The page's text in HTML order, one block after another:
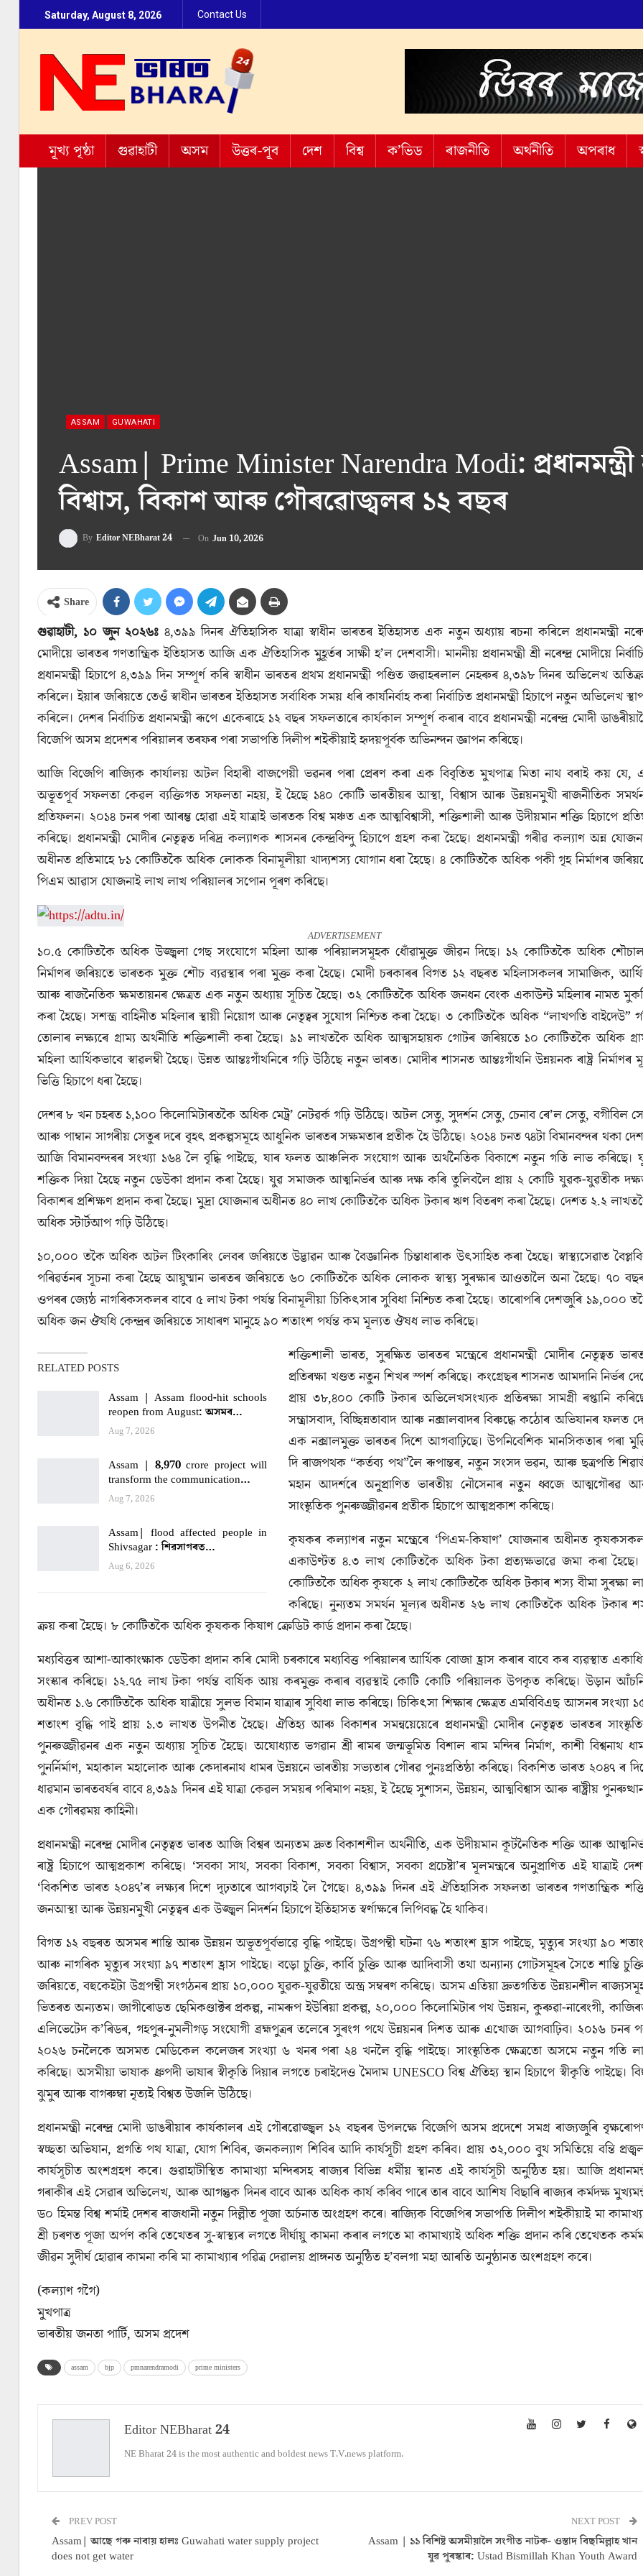
Saturday, August 8, 2026 Contact Us
মূখ্য পৃষ্ঠা গুৱাহাটী অসম উত্তৰ-পূব দেশ বিশ্ব ক’ভিড ৰাজনীতি অৰ্থনীতি অপৰাধ
ASSAM GUWAHATI
Assam| Prime Minister Narendra Modi: প্রধানমন্ত্রী
বিশ্বাস, বিকাশ আৰু গৌৰৱোজ্বলৰ ১২ বছৰ
By Editor NEBharat 24 On Jun 10, 2026
Share
গুৱাহাটী, ১০ জুন ২০২৬ঃ৪,৩৯৯ দিনৰ ঐতিহাসিক যাত্রা স্বাধীন ভাৰতৰ ইতিহাসত এক নতুন অধ্যায় ৰচনা কৰিলে প্ৰধানমন্ত্ৰী
মোদীয়ে ভাৰতৰ গণতান্ত্রিক ইতিহাসত আজি এক ঐতিহাসিক মুহূৰ্তৰ সাক্ষী হ’ল দেশবাসী। মাননীয় প্রধানমন্ত্রী শ্রী নৰেন্দ্ৰ মোদীয়ে
প্রধানমন্ত্রী হিচাপে ৪,৩৯৯ দিন সম্পূৰ্ণ কৰি স্বাধীন ভাৰতৰ প্ৰথম প্ৰধানমন্ত্ৰী পণ্ডিত জৱাহৰলাল নেহৰুৰ ৪,৩৯৮ দিনৰ অভিলেখ
কৰিলে। ইয়াৰ জৰিয়তে তেওঁ স্বাধীন ভাৰতৰ ইতিহাসত সৰ্বাধিক সময় ধৰি কাৰ্যনিৰ্বাহ কৰা নির্বাচিত প্রধানমন্ত্রী হিচাপে নতুন অভিলেখ
কৰিলে। দেশৰ নিৰ্বাচিত প্ৰধানমন্ত্ৰী ৰূপে একেৰাহে ১২ বছৰ সফলতাৰে কাৰ্যকাল সম্পূৰ্ণ কৰাৰ বাবে প্রধানমন্ত্রী নৰেন্দ্ৰ মোদী
বিজেপি অসম প্ৰদেশৰ পৰিয়ালৰ তৰফৰ পৰা সভাপতি দিলীপ শইকীয়াই হৃদয়পূর্বক অভিনন্দন জ্ঞাপন কৰিছে।
আজি বিজেপি ৰাজ্যিক কার্যালয় অটল বিহাৰী বাজপেয়ী ভৱনৰ পৰা প্ৰেৰণ কৰা এক বিবৃতিত মুখপাত্র মিতা নাথ বৰাই কয় যে,
অভূতপূর্ব সফলতা কেৱল ব্যক্তিগত সফলতা নহয়, ই হৈছে ১৪০ কোটি ভাৰতীয়ৰ আস্থা, বিশ্বাস আৰু উন্নয়নমুখী ৰাজনীতিক
প্ৰতিফলন। ২০১৪ চনৰ পৰা আৰম্ভ হোৱা এই যাত্ৰাই ভাৰতক বিশ্ব মঞ্চত এক আত্মবিশ্বাসী, শক্তিশালী আৰু উদীয়মান শক্তি হিচাপে
কৰিছে। প্রধানমন্ত্রী মোদীৰ নেতৃত্বত দৰিদ্ৰ কল্যাণক শাসনৰ কেন্দ্ৰবিন্দু হিচাপে গ্রহণ কৰা হৈছে। প্ৰধানমন্ত্ৰী গৰীৱ কল্যাণ অন্ন
অধীনত প্রতিমাহে ৮১ কোটিতকৈ অধিক লোকক বিনামূলীয়া খাদ্যশস্য যোগান ধৰা হৈছে। ৪ কোটিতকৈ অধিক পকী গৃহ নিৰ্মাণৰ
পিএম আৱাস যোজনাই লাখ লাখ পৰিয়ালৰ সপোন পূৰণ কৰিছে।
ADVERTISEMENT
১০.৫ কোটিতকৈ অধিক উজ্জ্বলা গেছ সংযোগে মহিলা আৰু পৰিয়ালসমূহক ধোঁৱামুক্ত জীৱন দিছে। ১২ কোটিতকৈ অধিক
নিৰ্মাণৰ জৰিয়তে ভাৰতক মুক্ত শৌচ ব্যৱস্থাৰ পৰা মুক্ত কৰা হৈছে। মোদী চৰকাৰৰ বিগত ১২ বছৰত মহিলাসকলৰ সামাজিক,
আৰু ৰাজনৈতিক ক্ষমতায়নৰ ক্ষেত্ৰত এক নতুন অধ্যায় সূচিত হৈছে। ৩২ কোটিতকৈ অধিক জনধন বেংক একাউন্ট মহিলাৰ নামত
কৰা হৈছে। সশস্ত্র বাহিনীত মহিলাৰ স্থায়ী নিয়োগ আৰু নেতৃত্বৰ সুযোগ নিশ্চিত কৰা হৈছে। ৩ কোটিতকৈ অধিক “লাখপতি বাইদেউ”
তোলাৰ লক্ষ্যৰে গ্ৰাম্য অর্থনীতি শক্তিশালী কৰা হৈছে। ৯১ লাখতকৈ অধিক আত্মসহায়ক গোটৰ জৰিয়তে ১০ কোটিতকৈ অধিক
মহিলা আর্থিকভাবে স্বাৱলম্বী হৈছে। উন্নত আন্তঃগাঁথনিৰে গঢ়ি উঠিছে নতুন ভাৰত। মোদীৰ শাসনত আন্তঃগাঁথনি উন্নয়নক ৰাষ্ট্ৰ নিৰ্মাণৰ
ভিত্তি হিচাপে ধৰা হৈছে।
দেশৰ ৮ খন চহৰত ১,১০০ কিলোমিটাৰতকৈ অধিক মেট্ৰ’ নেটৱৰ্ক গঢ়ি উঠিছে। অটল সেতু, সুদর্শন সেতু, চেনাব ৰে’ল সেতু, বগীবিল
আৰু পাম্বান সাগৰীয় সেতুৰ দৰে বৃহৎ প্রকল্পসমূহে আধুনিক ভাৰতৰ সক্ষমতাৰ প্রতীক হৈ উঠিছে। ২০১৪ চনত ৭৪টা বিমানবন্দৰ থকা
আজি বিমানবন্দৰৰ সংখ্যা ১৬৪ লৈ বৃদ্ধি পাইছে, যাৰ ফলত আঞ্চলিক সংযোগ আৰু অৰ্থনৈতিক বিকাশে নতুন গতি লাভ কৰিছে।
শক্তিক দিয়া হৈছে নতুন ডেউকা প্রদান কৰা হৈছে। যুৱ সমাজক আত্মনিৰ্ভৰ আৰু দক্ষ কৰি তুলিবলৈ প্রায় ২ কোটি যুৱক-যুৱতীক
বিকাশৰ প্ৰশিক্ষণ প্রদান কৰা হৈছে। মুদ্রা যোজনাৰ অধীনত ৪০ লাখ কোটিতকৈ অধিক টকাৰ ঋণ বিতৰণ কৰা হৈছে। দেশত ২.২
অধিক স্টার্টআপ গঢ়ি উঠিছে।
১০,০০০ তকৈ অধিক অটল টিংকাৰিং লেবৰ জৰিয়তে উদ্ভাৱন আৰু বৈজ্ঞানিক চিন্তাধাৰাক উৎসাহিত কৰা হৈছে। স্বাস্থ্যসেৱাত
পৰিৱৰ্তনৰ সূচনা কৰা হৈছে আয়ুষ্মান ভাৰতৰ জৰিয়তে ৬০ কোটিতকৈ অধিক লোকক স্বাস্থ্য সুৰক্ষাৰ আওতালৈ অনা হৈছে। ৭০
ওপৰৰ জ্যেষ্ঠ নাগৰিকসকলৰ বাবে ৫ লাখ টকা পর্যন্ত বিনামূলীয়া চিকিৎসাৰ সুবিধা নিশ্চিত কৰা হৈছে। তাৰোপৰি দেশজুৰি ১৯,০০০
অধিক জন ঔষধি কেন্দ্ৰৰ জৰিয়তে সাধাৰণ মানুহে ৯০ শতাংশ পর্যন্ত কম মূল্যত ঔষধ লাভ কৰিছে।
RELATED POSTS
Assam | Assam flood-hit schools
reopen from August: অসমৰ…
Aug 7, 2026
Assam | 8,970 crore project will
transform the communication…
Aug 7, 2026
Assam| flood affected people in
Shivsagar : শিৱসাগৰত…
Aug 6, 2026
শক্তিশালী ভাৰত, সুৰক্ষিত ভাৰতৰ মন্ত্ৰেৰে প্ৰধানমন্ত্ৰী মোদীৰ নেতৃত্বত
প্ৰতিৰক্ষা খণ্ডত নতুন শিখৰ স্পৰ্শ কৰিছে। কংগ্ৰেছৰ শাসনত আমদানি নিৰ্ভৰ
প্রায় ৩৮,৪০০ কোটি টকাৰ অভিলেখসংখ্যক প্ৰতিৰক্ষা সামগ্ৰী ৰপ্তানি
সন্ত্রাসবাদ, বিচ্ছিন্নতাবাদ আৰু নক্সালবাদৰ বিৰুদ্ধে কঠোৰ অভিযানৰ ফলত
এক নক্সালমুক্ত ভাৰতৰ দিশে আগবাঢ়িছে। উপনিবেশিক মানসিকতাৰ পৰা
দি ৰাজপথক “কৰ্তব্য পথ”লৈ ৰূপান্তৰ, নতুন সংসদ ভৱন, আৰু ছত্রপতি
মহান আদৰ্শৰে অনুপ্রাণিত ভাৰতীয় নৌসেনাৰ নতুন ধ্বজে আত্মগৌৰৱ
সাংস্কৃতিক পুনৰুজ্জীৱনৰ প্রতীক হিচাপে আত্মপ্রকাশ কৰিছে।
কৃষকৰ কল্যাণৰ নতুন মন্ত্ৰেৰে ‘পিএম-কিষাণ’ যোজনাৰ অধীনত
একাউণ্টত ৪.৩ লাখ কোটিতকৈ অধিক টকা প্রত্যক্ষভাৱে জমা কৰা
কোটিতকৈ অধিক কৃষকে ২ লাখ কোটিতকৈ অধিক টকাৰ শস্য বীমা সুৰক্ষা
কৰিছে। নুন্যতম সমর্থন মূল্যৰ অধীনত ২৬ লাখ কোটিতকৈ অধিক টকাৰ
ক্ৰয় কৰা হৈছে। ৮ কোটিতকৈ অধিক কৃষকক কিষাণ ক্রেডিট কার্ড প্রদান কৰা হৈছে।
মধ্যবিত্তৰ আশা-আকাংক্ষাক ডেউকা প্রদান কৰি মোদী চৰকাৰে মধ্যবিত্ত পৰিয়ালৰ আৰ্থিক বোজা হ্রাস কৰাৰ বাবে কৰ ব্যৱস্থাত
সংস্কাৰ কৰিছে। ১২.৭৫ লাখ টকা পর্যন্ত বার্ষিক আয় কৰমুক্ত কৰাৰ ব্যৱস্থাই কোটি কোটি পৰিয়ালক উপকৃত কৰিছে। উড়ান
অধীনত ১.৬ কোটিতকৈ অধিক যাত্রীয়ে সুলভ বিমান যাত্ৰাৰ সুবিধা লাভ কৰিছে। চিকিৎসা শিক্ষাৰ ক্ষেত্ৰত এমবিবিএছ আসনৰ সংখ্যা
শতাংশ বৃদ্ধি পাই প্রায় ১.৩ লাখত উপনীত হৈছে। ঐতিহ্য আৰু বিকাশৰ সমন্বয়েয়েৰে প্রধানমন্ত্রী মোদীৰ নেতৃত্বত ভাৰতৰ
পুনৰুজ্জীৱনৰ এক নতুন অধ্যায় সূচিত হৈছে। অযোধ্যাত ভগৱান শ্ৰী ৰামৰ জন্মভূমিত বিশাল ৰাম মন্দিৰ নিৰ্মাণ, কাশী বিশ্বনাথ
পুনর্নির্মাণ, মহাকাল মহালোক আৰু কেদাৰনাথ ধামৰ উন্নয়নে ভাৰতীয় সভ্যতাৰ গৌৰৱ পুনঃপ্রতিষ্ঠা কৰিছে। বিকশিত ভাৰত ২০৪৭ ৰ
ধাৱমান ভাৰতবৰ্ষৰ বাবে ৪,৩৯৯ দিনৰ এই যাত্রা কেৱল সময়ৰ পৰিমাপ নহয়, ই হৈছে সুশাসন, উন্নয়ন, আত্মবিশ্বাস আৰু ৰাষ্ট্ৰীয়
এক গৌৰৱময় কাহিনী।
প্ৰধানমন্ত্ৰী নৰেন্দ্ৰ মোদীৰ নেতৃত্বত ভাৰত আজি বিশ্বৰ অন্যতম দ্রুত বিকাশশীল অর্থনীতি, এক উদীয়মান কূটনৈতিক শক্তি আৰু
ৰাষ্ট্ৰ হিচাপে আত্মপ্রকাশ কৰিছে। ‘সবকা সাথ, সবকা বিকাশ, সবকা বিশ্বাস, সবকা প্রচেষ্টা’ৰ মূলমন্ত্ৰৰে অনুপ্রাণিত এই যাত্রাই
‘বিকশিত ভাৰত ২০৪৭’ৰ লক্ষ্যৰ দিশে দৃঢ়তাৰে আগবঢ়াই লৈ গৈছে। ৪,৩৯৯ দিনৰ এই ঐতিহাসিক সফলতা ভাৰতৰ গণতান্ত্রিক
জনআস্থা আৰু উন্নয়নমুখী নেতৃত্বৰ এক উজ্জ্বল নিদর্শন হিচাপে ইতিহাসত স্বর্ণাক্ষৰে লিপিবদ্ধ হৈ থাকিব।
বিগত ১২ বছৰত অসমৰ শান্তি আৰু উন্নয়ন অভূতপূর্বভাৱে বৃদ্ধি পাইছে। উগ্রপন্থী ঘটনা ৭৬ শতাংশ হ্রাস পাইছে, মৃত্যুৰ সংখ্যা ৯০
আৰু নাগৰিক মৃত্যুৰ সংখ্যা ৯৭ শতাংশ হ্রাস পাইছে। বড়ো চুক্তি, কার্বি চুক্তি আৰু আদিবাসী তথা অন্যান্য গোটসমূহৰ সৈতে শান্তি
জৰিয়তে, বহুকেইটা উগ্রপন্থী সংগঠনৰ প্ৰায় ১০,০০০ যুৱক-যুৱতীয়ে অস্ত্র সম্বৰণ কৰিছে। অসম এতিয়া দ্রুতগতিত উন্নয়নশীল
ভিতৰত অন্যতম। জাগীৰোডত ছেমিকণ্ডাক্টৰ প্ৰকল্প, নামৰূপ ইউৰিয়া প্ৰকল্প, ২০,০০০ কিলোমিটাৰ পথ উন্নয়ন, কুৰুৱা-নাৰেংগী,
এলিভেটেদ ক’ৰিডৰ, গহপুৰ-নুমলীগড় সংযোগী ব্ৰহ্মপুত্ৰৰ তলেৰে সুৰংগ পথে উন্নয়নৰ দিশত আৰু এখোজ আগবাঢ়িব। ২০১৬ চনৰ
২০২৬ চনলৈকে অসমত মেডিকেল কলেজৰ সংখ্যা ৬ খনৰ পৰা ২৪ খনলৈ বৃদ্ধি পাইছে। সাংস্কৃতিক ক্ষেত্রতো অসমে নতুন গতি
কৰিছে। অসমীয়া ভাষাক ধ্রুপদী ভাষাৰ স্বীকৃতি দিয়াৰ লগতে চৰাইদেও মৈদাম UNESCO বিশ্ব ঐতিহ্য স্থান হিচাপে স্বীকৃতি পাইছে।
ঝুমুৰ আৰু বাগৰুম্বা নৃত্যই বিশ্বত উজলি উঠিছে।
প্রধানমন্ত্রী নৰেন্দ্ৰ মোদী ডাঙৰীয়াৰ কাৰ্যকালৰ এই গৌৰৱোজ্জ্বল ১২ বছৰৰ উপলক্ষে বিজেপি অসম প্রদেশে সমগ্ৰ ৰাজ্যজুৰি
স্বচ্ছতা অভিযান, প্রগতি পথ যাত্রা, যোগ শিবিৰ, জনকল্যাণ শিবিৰ আদি কাৰ্যসূচী গ্ৰহণ কৰিব। প্রায় ৩২,০০০ বুথ সমিতিয়ে বন্তি
কার্যসূচীত অংশগ্রহণ কৰে। গুৱাহাটীস্থিত কামাখ্যা মন্দিৰসহ ৰাজ্যৰ বিভিন্ন ধর্মীয় স্থানত এই কার্যসূচী অনুষ্ঠিত হয়। আজি
গৰাকীৰ এই সেৱাৰ অভিলেখ, আৰু আগন্তুক দিনৰ বাবে আৰু অধিক কাৰ্য কৰিব পাৰে তাৰ বাবে আশিষ বিছাৰি ৰাজ্যৰ কৰ্মদক্ষ
ড০ হিমন্ত বিশ্ব শৰ্মাই দেশৰ ৰাজধানী নতুন দিল্লীত পূজা অর্চনাত অংগ্ৰহণ কৰে। ৰাজ্যিক বিজেপিৰ সভাপতি দিলীপ শইকীয়াই মা
শ্ৰী চৰণত পূজা অর্পণ কৰি তেখেতৰ সু-স্বাস্থ্যৰ লগতে দীর্ঘায়ু কামনা কৰাৰ লগতে মা কামাখ্যাই অধিক শক্তি প্রদান কৰি তেখেতক
জীৱন সুদীর্ঘ হোৱাৰ কামনা কৰি মা কামাখ্যাৰ পৱিত্ৰ দেৱালয় প্রাঙ্গনত অনুষ্ঠিত হ’বলগা মহা আৰতি অনুষ্ঠানত অংশগ্ৰহণ কৰে।
(কল্যাণ গগৈ)
মুখপাত্র
ভাৰতীয় জনতা পার্টি, অসম প্রদেশ
assam bjp pmnarendramodi prime ministers
Editor NEBharat 24
NE Bharat 24 is the most authentic and boldest news T.V.news platform.
PREV POST
Assam| আছে গৰু নাবায় হালঃ Guwahati water supply project
does not get water
NEXT POST
Assam | ১১ বিশিষ্ট অসমীয়ালৈ সংগীত নাটক- ওস্তাদ বিছমিল্লাহ খান
যুৱ পুৰস্কাৰ: Ustad Bismillah Khan Youth Award